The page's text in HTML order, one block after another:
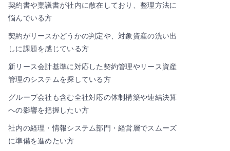
契約書や稟議書が社内に散在しており、整理方法に
悩んでいる方
契約がリースかどうかの判定や、対象資産の洗い出
しに課題を感じている方
新リース会計基準に対応した契約管理やリース資産
管理のシステムを探している方
グループ会社も含む全社対応の体制構築や連結決算
への影響を把握したい方
社内の経理・情報システム部門・経営層でスムーズ
に準備を進めたい方